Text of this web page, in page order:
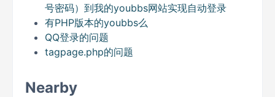
号密码）到我的youbbs网站实现自动登录
有PHP版本的youbbs么
QQ登录的问题
tagpage.php的问题
Nearby